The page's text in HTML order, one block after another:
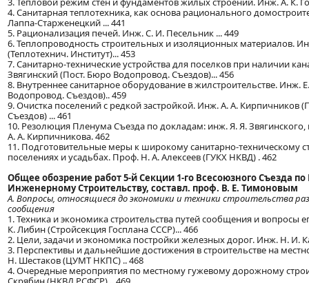
4. Санитарная теплотехника, как основа рационального
Лаппа-Старженецкий ... 441
5. Рационализация печей. Инж. С. И. Песельник ... 449
6. Теплопроводность строительных и изоляционных материалов.
(Теплотехнич. Институт)... 453
7. Санитарно-технические устройства для поселков при наличии
Звягинский (Пост. Бюро Водопровод. Съездов)... 456
8. Внутреннее санитарное оборудование в жилстроительстве. Инж.
Водопровод. Съездов).. 459
9. Очистка поселений с редкой застройкой. Инж. А. А. Кирпичников
Съездов) ... 461
10. Резолюция Пленума Съезда по докладам: инж. Я. Я.
А. А. Кирпичникова. 462
11. Подготовительные меры к широкому санитарно-техническому
поселениях и усадьбах. Проф. Н. А. Алексеев (ГУКХ НКВД) . 462
Общее обозрение работ 5-й Секции 1-го Всесоюзного Съезда
Инженерному Строительству, составл. проф. В. Е. Тимоновым
А. Вопросы, относящиеся до экономики и техники строительства
сообщения
1. Техника и экономика строительства путей сообщения и вопросы
К. Либин (Стройсекция Госплана СССР)... 466
2. Цели, задачи и экономика постройки железных дорог. Инж. Н. И.
3. Перспективы и дальнейшие достижения в строительстве на
Н. Шестаков (ЦУМТ НКПС) .. 468
4. Очередные мероприятия по местному гужевому дорожному